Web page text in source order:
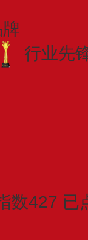
行业先
数427 已